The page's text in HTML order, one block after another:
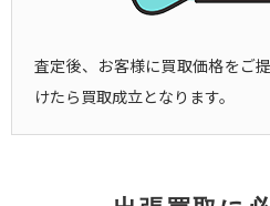
査定後、お客様に買取価格をご
けたら買取成立となります。